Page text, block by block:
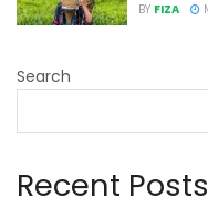
BY FIZA
Search
Recent Posts